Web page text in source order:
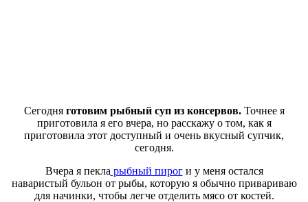
Сегодняготовим рыбный суп из консервов. Точнее я
приготовила я его вчера, но расскажу о том, как я
приготовила этот доступный и очень вкусный супчик,
сегодня.
Вчера я пекла рыбный пироги у меня остался
наваристый бульон от рыбы, которую я обычно привариваю
для начинки, чтобы легче отделить мясо от костей.